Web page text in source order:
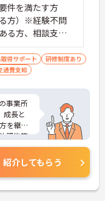
件を満たす方
る方）※経験不問
る方、相談支
方歓迎
得サポート
研修制度あり
通費支給
事業所
成長と
を継続
課後等
す。
らに
くださ
紹介してもらう